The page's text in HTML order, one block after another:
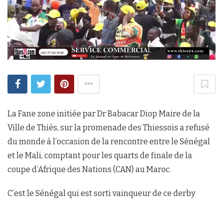
La Fane zone initiée par Dr Babacar Diop Maire de la
Ville de Thiès, sur la promenade des Thiessois a refusé
du monde à l’occasion de la rencontre entre le Sénégal
et le Mali, comptant pour les quarts de finale de la
coupe d’Afrique des Nations (CAN) au Maroc.
C’est le Sénégal qui est sorti vainqueur de ce derby